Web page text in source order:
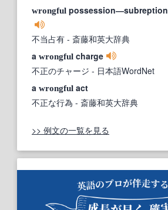
wrongful possession―subreption
不当占有 - 斎藤和英大辞典
a wrongful charge
不正のチャージ - 日本語WordNet
a wrongful act
不正な行為 - 斎藤和英大辞典
>> 例文の一覧を見る